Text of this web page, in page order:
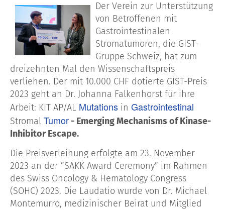
Der Verein zur Unterstützung
von Betroffenen mit
Gastrointestinalen
Stromatumoren, die GIST-
Gruppe Schweiz, hat zum
dreizehnten Mal den Wissenschaftspreis
verliehen. Der mit 10.000 CHF dotierte GIST-Preis
2023 geht an Dr. Johanna Falkenhorst für ihre
Arbeit: KIT AP/AL Mutations in Gastrointestinal
Stromal Tumor- Emerging Mechanisms of Kinase-
Inhibitor Escape.
Die Preisverleihung erfolgte am 23. November
2023 an der ”SAKK Award Ceremony” im Rahmen
des Swiss Oncology & Hematology Congress
(SOHC) 2023. Die Laudatio wurde von Dr. Michael
Montemurro, medizinischer Beirat und Mitglied